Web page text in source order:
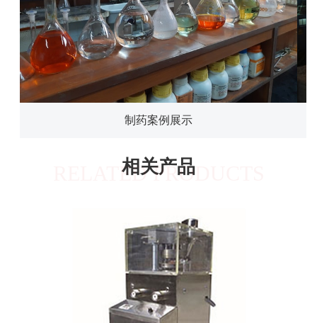
制药案例展示
相关产品
RELATED PRODUCTS